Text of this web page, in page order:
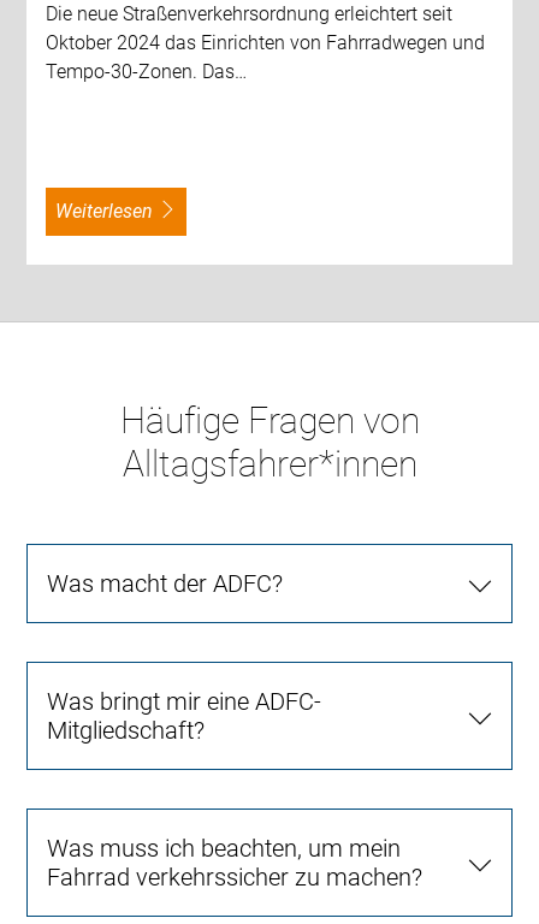
Die neue Straßenverkehrsordnung erleichtert seit
Oktober 2024 das Einrichten von Fahrradwegen und
Tempo-30-Zonen. Das…
weiterlesen
Häufige Fragen von
Alltagsfahrer*innen
Was macht der ADFC?
Was bringt mir eine ADFC-
Mitgliedschaft?
Was muss ich beachten, um mein
Fahrrad verkehrssicher zu machen?